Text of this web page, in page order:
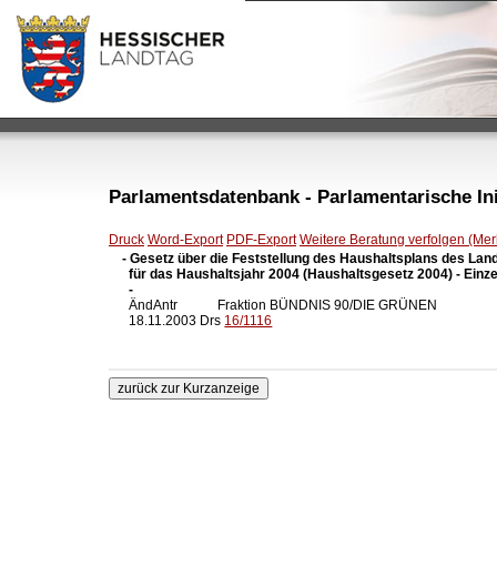
Parlamentsdatenbank - Parlamentarische
Druck Word-Export PDF-Export Weitere Beratung verfolgen
- Gesetz über die Feststellung des Haushaltsplans des
für das Haushaltsjahr 2004 (Haushaltsgesetz 2004) -
  -
ÄndAntr            Fraktion BÜNDNIS 90/DIE GRÜNEN
  18.11.2003 Drs
16/1116